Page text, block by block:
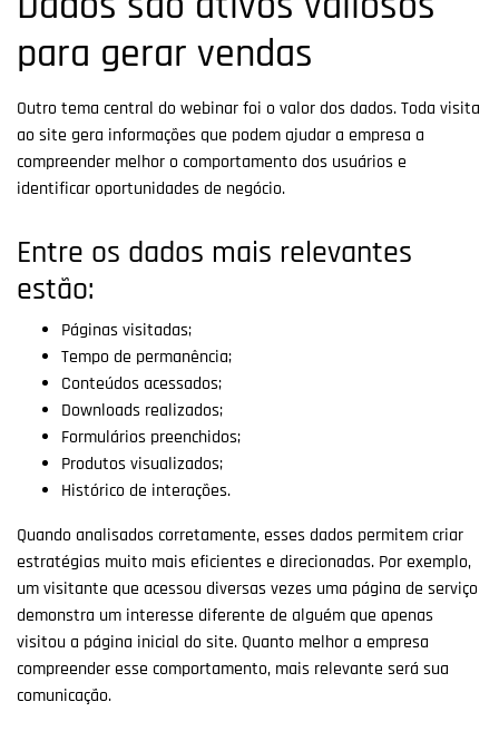
para gerar vendas
Outro tema central do webinar foi o valor dos dados. Toda visita
ao site gera informações que podem ajudar a empresa a
compreender melhor o comportamento dos usuários e
identificar oportunidades de negócio.
Entre os dados mais relevantes
estão:
Páginas visitadas;
Tempo de permanência;
Conteúdos acessados;
Downloads realizados;
Formulários preenchidos;
Produtos visualizados;
Histórico de interações.
Quando analisados corretamente, esses dados permitem criar
estratégias muito mais eficientes e direcionadas. Por exemplo,
um visitante que acessou diversas vezes uma página de serviço
demonstra um interesse diferente de alguém que apenas
visitou a página inicial do site. Quanto melhor a empresa
compreender esse comportamento, mais relevante será sua
comunicação.